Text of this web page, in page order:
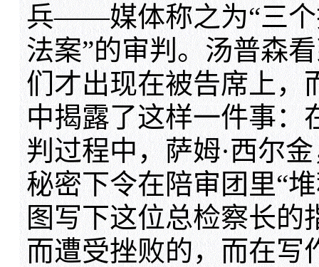
兵——媒体称之为“三
法案”的审判。汤普森
们才出现在被告席上，
中揭露了这样一件事：
判过程中，萨姆·西尔
秘密下令在陪审团里“
图写下这位总检察长的
而遭受挫败的，而在写